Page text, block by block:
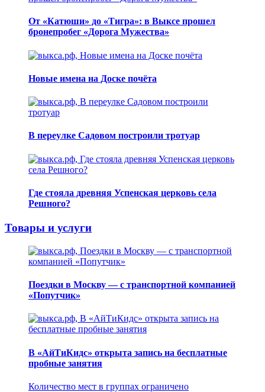
От «Катюши» до «Тигра»: в Выксе прошел
бронепробег «Дорога Мужества»
Новые имена на Доске почёта
В переулке Садовом построили тротуар
Где стояла древняя Успенская церковь села
Решного?
Товары и услуги
Поездки в Москву — с транспортной компанией
«Попутчик»
В «АйТиКидс» открыта запись на бесплатные
пробные занятия
Количество мест в группах ограничено